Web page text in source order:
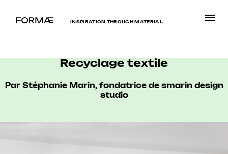
INSPIRATION THROUGH MATERIAL
Recyclage textile
Par Stéphanie Marin, fondatrice de smarin design
studio